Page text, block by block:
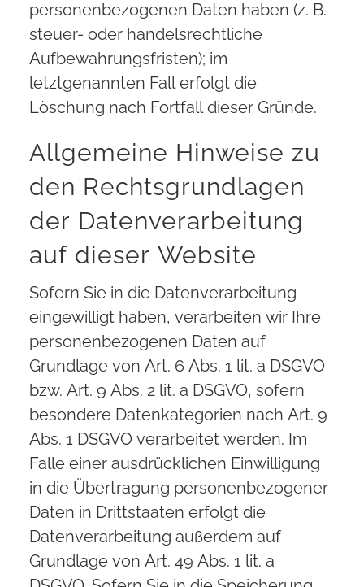
personenbezogenen Daten haben (z. B.
steuer- oder handelsrechtliche
Aufbewahrungsfristen); im
letztgenannten Fall erfolgt die
Löschung nach Fortfall dieser Gründe.
Allgemeine Hinweise zu
den Rechtsgrundlagen
der Datenverarbeitung
auf dieser Website
Sofern Sie in die Datenverarbeitung
eingewilligt haben, verarbeiten wir Ihre
personenbezogenen Daten auf
Grundlage von Art. 6 Abs. 1 lit. a DSGVO
bzw. Art. 9 Abs. 2 lit. a DSGVO, sofern
besondere Datenkategorien nach Art. 9
Abs. 1 DSGVO verarbeitet werden. Im
Falle einer ausdrücklichen Einwilligung
in die Übertragung personenbezogener
Daten in Drittstaaten erfolgt die
Datenverarbeitung außerdem auf
Grundlage von Art. 49 Abs. 1 lit. a